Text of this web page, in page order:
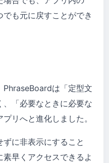
でも元に戻すことができ
PhraseBoardは「定型文
、「必要なときに必要な
リへと進化しました。
に非表示にすること
早くアクセスできるよ